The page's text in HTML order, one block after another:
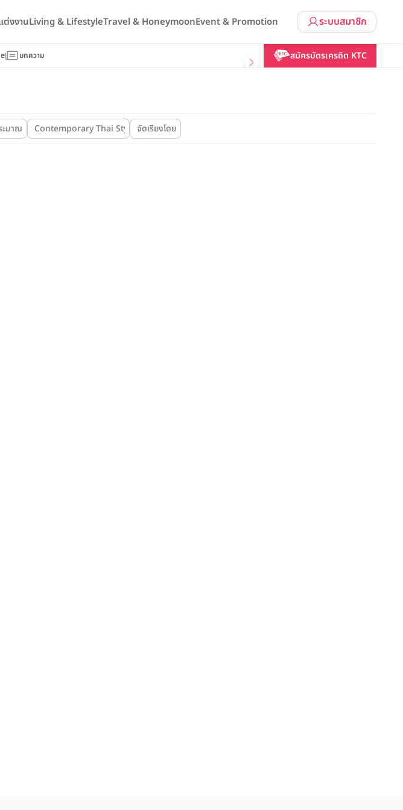
ระบบสมาชิก
ต่งงานLiving & LifestyleTravel & HoneymoonEvent & Promotion
บทความ สมัครบัตรเครดิต KTC
มาณ Contemporary Thai Style จัดเรียงโดย